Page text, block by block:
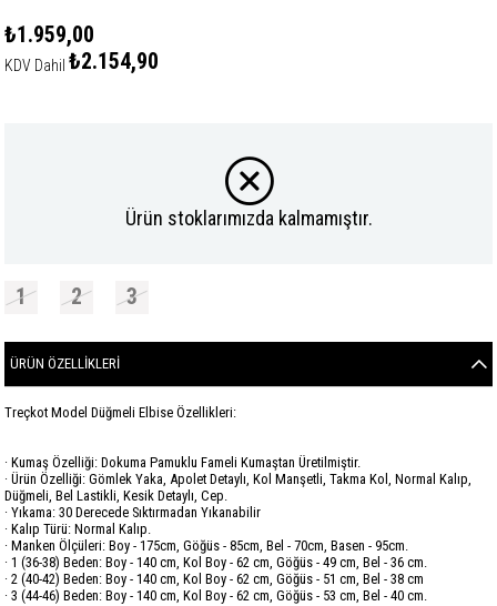
₺1.959,00
KDV Dahil ₺2.154,90
Ürün stoklarımızda kalmamıştır.
1 2 3
ÜRÜN ÖZELLIKLERI
Treçkot Model Düğmeli Elbise Özellikleri:
· Kumaş Özelliği: Dokuma Pamuklu Fameli Kumaştan Üretilmiştir.
· Ürün Özelliği: Gömlek Yaka, Apolet Detaylı, Kol Manşetli, Takma Kol, Normal Kalıp,
Düğmeli, Bel Lastikli, Kesik Detaylı, Cep.
· Yıkama: 30 Derecede Sıktırmadan Yıkanabilir
· Kalıp Türü: Normal Kalıp.
· Manken Ölçüleri: Boy - 175cm, Göğüs - 85cm, Bel - 70cm, Basen - 95cm.
· 1 (36-38) Beden: Boy - 140 cm, Kol Boy - 62 cm, Göğüs - 49 cm, Bel - 36 cm.
· 2 (40-42) Beden: Boy - 140 cm, Kol Boy - 62 cm, Göğüs - 51 cm, Bel - 38 cm
· 3 (44-46) Beden: Boy - 140 cm, Kol Boy - 62 cm, Göğüs - 53 cm, Bel - 40 cm.